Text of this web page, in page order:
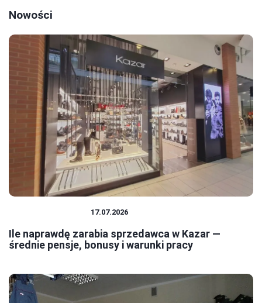
Nowości
17.07.2026
Ile naprawdę zarabia sprzedawca w Kazar —
średnie pensje, bonusy i warunki pracy